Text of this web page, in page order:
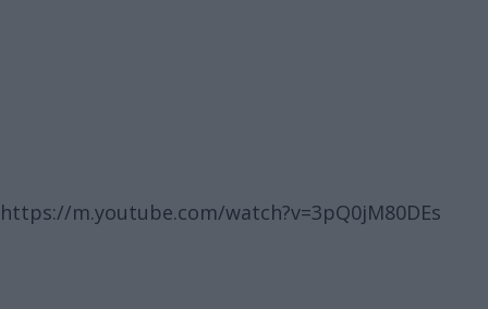
https://m.youtube.com/watch?v=3pQ0jM80DEs